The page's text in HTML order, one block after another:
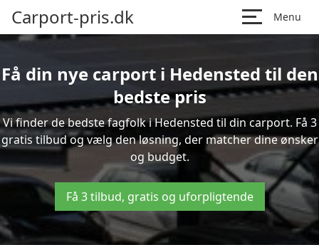
Carport-pris.dk Menu
Få din nye carport i Hedensted til den
bedste pris
Vi finder de bedste fagfolk i Hedensted til din carport. Få 3
gratis tilbud og vælg den løsning, der matcher dine ønsker
og budget.
Få 3 tilbud, gratis og uforpligtende